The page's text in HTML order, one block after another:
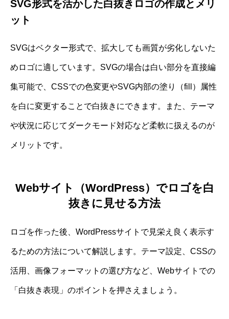
SVG形式を活かした白抜きロゴの作成とメリ
ット
SVGはベクター形式で、拡大しても画質が劣化しないた
めロゴに適しています。SVGの場合は白い部分を直接編
集可能で、CSSでの色変更やSVG内部の塗り（fill）属性
を白に変更することで白抜きにできます。また、テーマ
や状況に応じてダークモード対応など柔軟に扱えるのが
メリットです。
Webサイト（WordPress）でロゴを白
抜きに見せる方法
ロゴを作った後、WordPressサイトで見栄え良く表示す
るための方法について解説します。テーマ設定、CSSの
活用、画像フォーマットの選び方など、Webサイトでの
「白抜き表現」のポイントを押さえましょう。